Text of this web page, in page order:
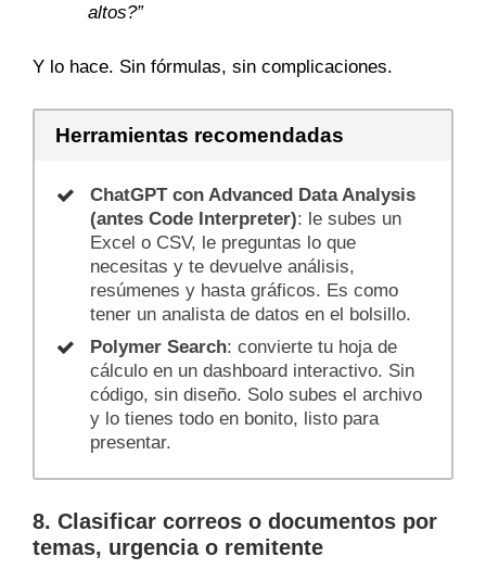
altos?”
Y lo hace. Sin fórmulas, sin complicaciones.
Herramientas recomendadas
ChatGPT con Advanced Data Analysis
(antes Code Interpreter): le subes un
Excel o CSV, le preguntas lo que
necesitas y te devuelve análisis,
resúmenes y hasta gráficos. Es como
tener un analista de datos en el bolsillo.
Polymer Search: convierte tu hoja de
cálculo en un dashboard interactivo. Sin
código, sin diseño. Solo subes el archivo
y lo tienes todo en bonito, listo para
presentar.
8. Clasificar correos o documentos por
temas, urgencia o remitente